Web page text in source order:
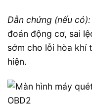
Dẫn chứng (nếu có):
đoán động cơ, sai
sớm cho lỗi hòa khí
hiện.